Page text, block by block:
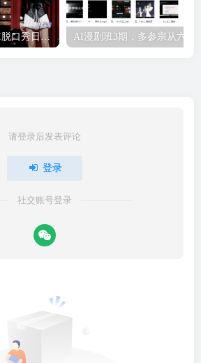
2026全新视频教学AI脱口秀日赚200+视频制作工具教程ai爆款视频号
请登录后发表评论
登录
社交账号登录